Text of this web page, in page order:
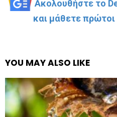
Ακολουθήστε το
και μάθετε πρώτοι
YOU MAY ALSO LIKE